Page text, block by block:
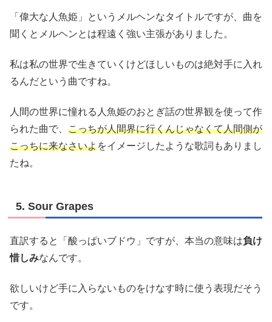
「偉大な人魚姫」というメルヘンなタイトルですが、曲を
聞くとメルヘンとは程遠く強い主張がありました。
私は私の世界で生きていくけどほしいものは絶対手に入れ
るんだという曲ですね。
人間の世界に憧れる人魚姫のおとぎ話の世界観を使って作
られた曲で、 こっちが人間界に行くんじゃなくて人間側が
こっちに来なさいよをイメージしたような歌詞もありまし
たね。
5. Sour Grapes
直訳すると「酸っぱいブドウ」ですが、本当の意味は負け
惜しみなんです。
欲しいけど手に入らないものをけなす時に使う表現だそう
です。